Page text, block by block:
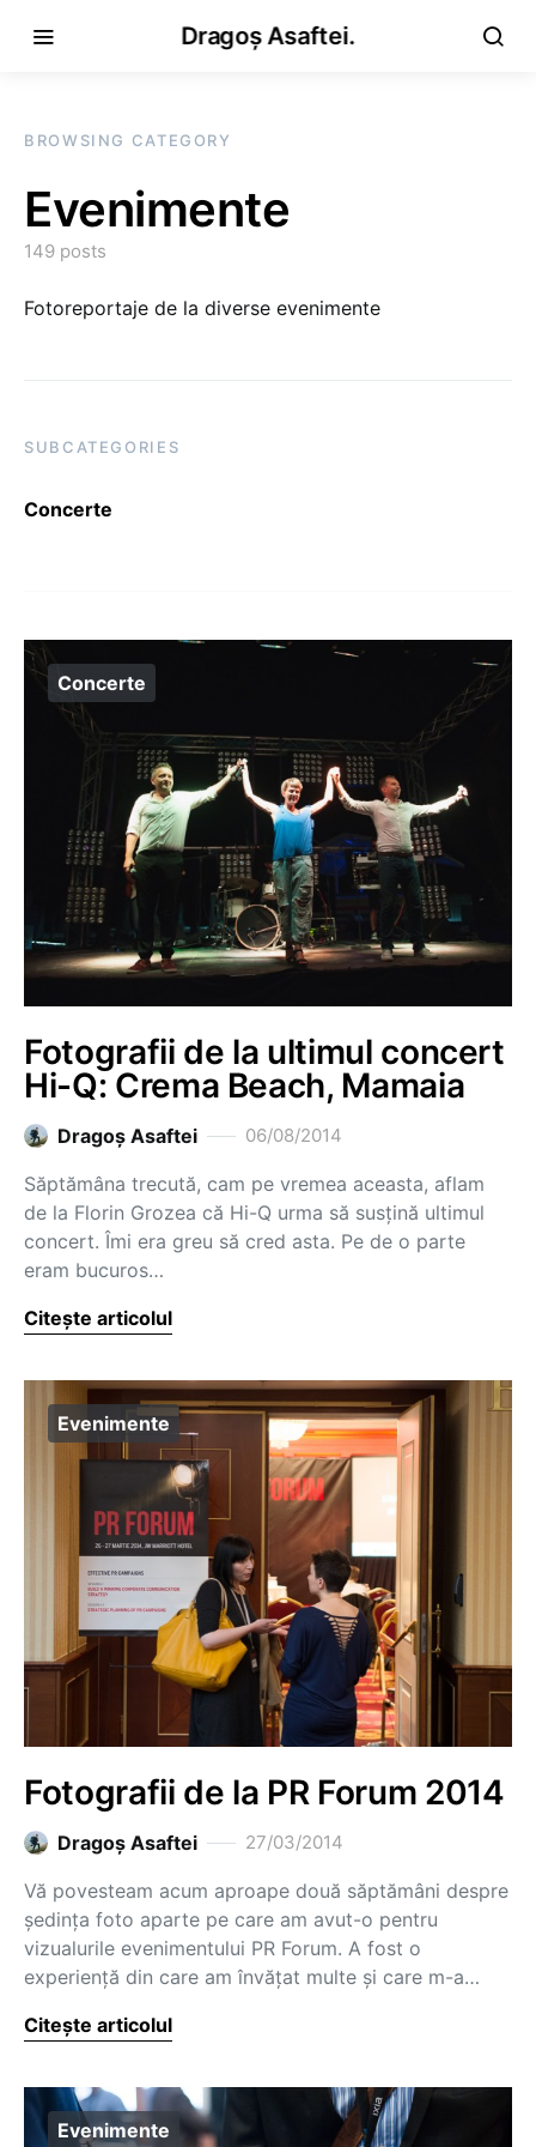
Dragoș Asaftei.
BROWSING CATEGORY
Evenimente
149 posts
Fotoreportaje de la diverse evenimente
SUBCATEGORIES
Concerte
Concerte
Fotografii de la ultimul concert
Hi-Q: Crema Beach, Mamaia
Dragoş Asaftei 06/08/2014
Săptămâna trecută, cam pe vremea aceasta, aflam
de la Florin Grozea că Hi-Q urma să susțină ultimul
concert. Îmi era greu să cred asta. Pe de o parte
eram bucuros…
Citește articolul
Evenimente
Fotografii de la PR Forum 2014
Dragoş Asaftei 27/03/2014
Vă povesteam acum aproape două săptămâni despre
ședința foto aparte pe care am avut-o pentru
vizualurile evenimentului PR Forum. A fost o
experiență din care am învățat multe și care m-a…
Citește articolul
Evenimente